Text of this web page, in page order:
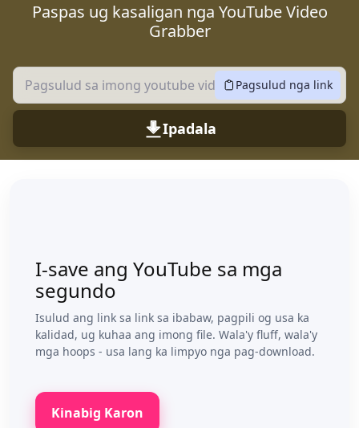
Paspas ug kasaligan nga YouTube Video
Grabber
Pagsulud nga link
Ipadala
I-save ang YouTube sa mga
segundo
Isulud ang link sa link sa ibabaw, pagpili og usa ka
kalidad, ug kuhaa ang imong file. Wala'y fluff, wala'y
mga hoops - usa lang ka limpyo nga pag-download.
Kinabig Karon